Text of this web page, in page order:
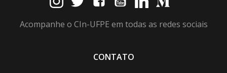
Acompanhe o CIn-UFPE em todas as redes sociais
CONTATO